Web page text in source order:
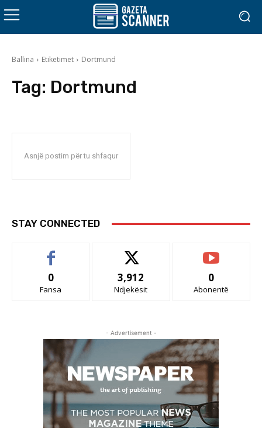
Ballina Etiketimet Dortmund
Tag: Dortmund
Asnjë postim për tu shfaqur
STAY CONNECTED
0
Fansa
3,912
Ndjekësit
0
Abonentë
- Advertisement -